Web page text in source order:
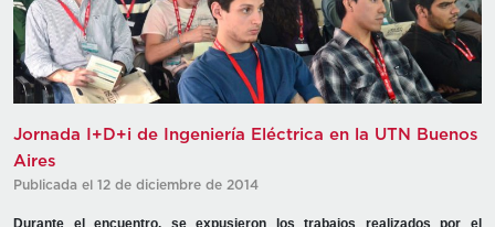
Jornada I+D+i de Ingeniería Eléctrica en la UTN Buenos
Aires
Publicada el 12 de diciembre de 2014
Durante el encuentro, se expusieron los trabajos realizados por el